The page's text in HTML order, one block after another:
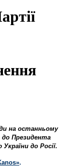
на останньому
до Президента
до Росії.
.